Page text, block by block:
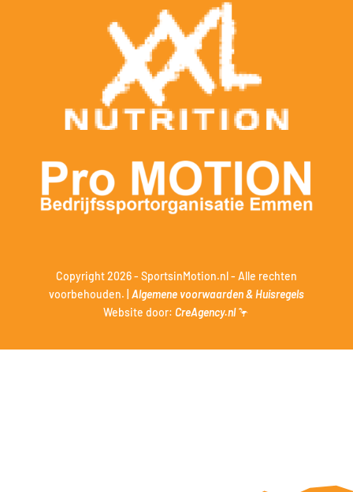
Copyright 2026 - SportsinMotion.nl - Alle rechten
voorbehouden. | Algemene voorwaarden & Huisregels
Website door:CreAgency.nl🦩